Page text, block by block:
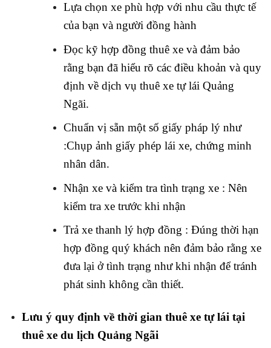
Lựa chọn xe phù hợp với nhu cầu thực tế
của bạn và người đồng hành
Đọc kỹ hợp đồng thuê xe và đảm bảo
rằng bạn đã hiểu rõ các điều khoản và quy
định về dịch vụ thuê xe tự lái Quảng
Ngãi.
Chuẩn vị sẵn một số giấy pháp lý như
:Chụp ảnh giấy phép lái xe, chứng minh
nhân dân.
Nhận xe và kiểm tra tình trạng xe : Nên
kiểm tra xe trước khi nhận
Trả xe thanh lý hợp đồng : Đúng thời hạn
hợp đồng quý khách nên đảm bảo rằng xe
đưa lại ở tình trạng như khi nhận để tránh
phát sinh không cần thiết.
Lưu ý quy định về thời gian thuê xe tự lái tại
thuê xe du lịch Quảng Ngãi